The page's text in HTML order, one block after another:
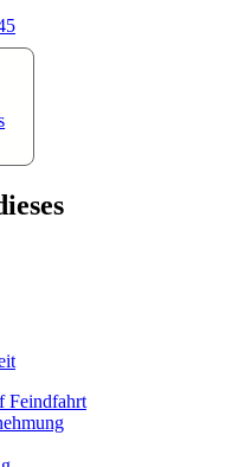
Feindfahrt